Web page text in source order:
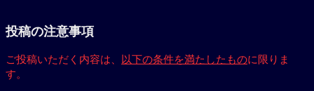
投稿の注意事項
ご投稿いただく内容は、 以下の条件を満たしたものに限りま
す。